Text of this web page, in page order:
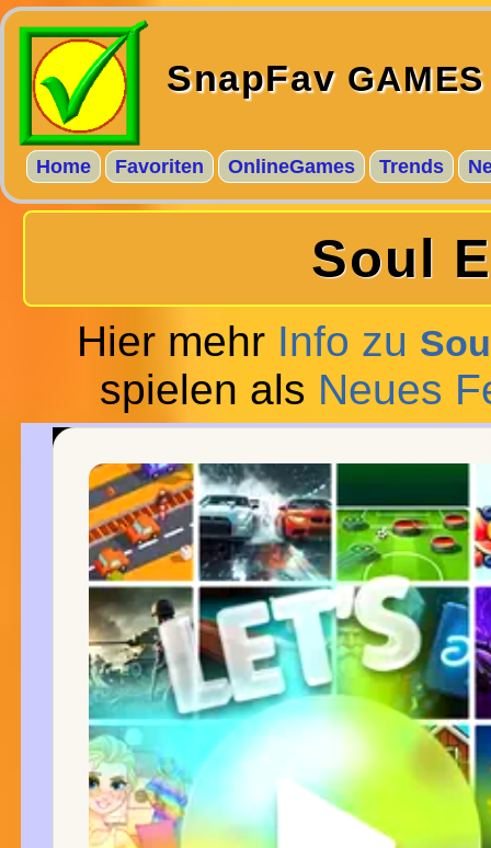
SnapFavGAMES
Home Favoriten OnlineGames Trends
Soul
Hier mehr Info zu
spielen als Neues